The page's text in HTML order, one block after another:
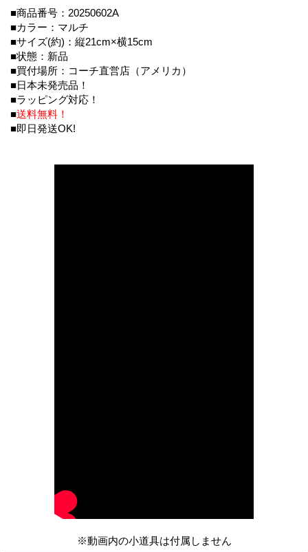
■商品番号：20250602A
■カラー：マルチ
■サイズ(約)：縦21cm×横15cm
■状態：新品
■買付場所：コーチ直営店（アメリカ）
■日本未発売品！
■ラッピング対応！
■送料無料！
■即日発送OK!
※動画内の小道具は付属しません